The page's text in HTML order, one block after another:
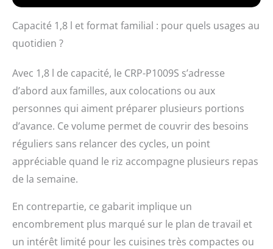
Capacité 1,8 l et format familial : pour quels usages au
quotidien ?
Avec 1,8 l de capacité, le CRP-P1009S s’adresse
d’abord aux familles, aux colocations ou aux
personnes qui aiment préparer plusieurs portions
d’avance. Ce volume permet de couvrir des besoins
réguliers sans relancer des cycles, un point
appréciable quand le riz accompagne plusieurs repas
de la semaine.
En contrepartie, ce gabarit implique un
encombrement plus marqué sur le plan de travail et
un intérêt limité pour les cuisines très compactes ou